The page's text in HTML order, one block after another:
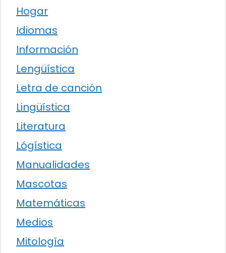
Hogar
Idiomas
Información
Lengüística
Letra de canción
Lingüística
Literatura
Lógística
Manualidades
Mascotas
Matemáticas
Medios
Mitología